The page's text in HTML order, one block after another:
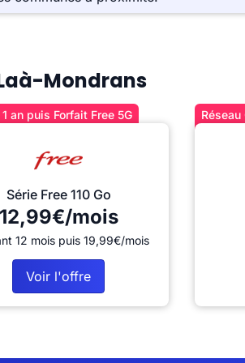
Mondrans
an puis Forfait Free 5G
Série Free 110 Go
mois
12 mois puis 19,99€/mois
Voir l'offre
Réseau